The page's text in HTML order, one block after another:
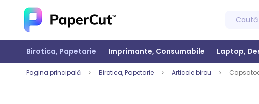
Navigați
la
Birotica, Papetarie Imprimante, Consumabile Laptop,
Pagina principală Birotica, Papetarie Articole birou